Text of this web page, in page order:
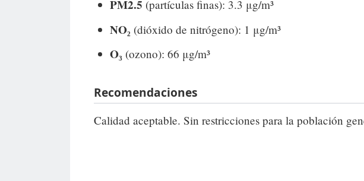
PM2.5 (partículas finas): 3.3 μg/m³
NO₂ (dióxido de nitrógeno): 1 μg/m³
O₃ (ozono): 66 μg/m³
Recomendaciones
Calidad aceptable. Sin restricciones para la población